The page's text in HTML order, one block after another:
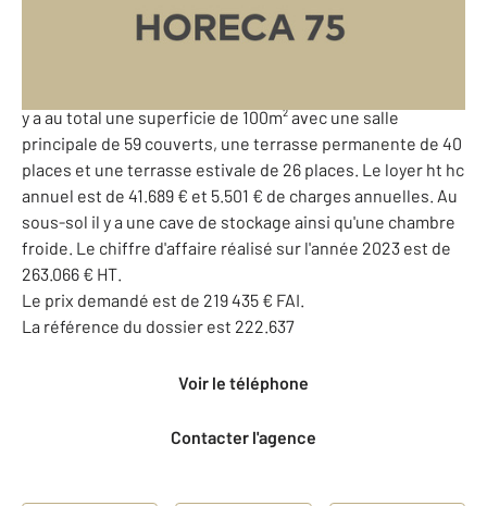
Parisien. Il y a le marché 2 fois par semaine qui génère un
flux de passage important. Le restaurant est ouvert tous
y a au total une superficie de 100m² avec une salle
principale de 59 couverts, une terrasse permanente de 40
places et une terrasse estivale de 26 places. Le loyer ht hc
annuel est de 41.689 € et 5.501 € de charges annuelles. Au
sous-sol il y a une cave de stockage ainsi qu'une chambre
froide. Le chiffre d'affaire réalisé sur l'année 2023 est de
263.066 € HT.
Le prix demandé est de 219 435 € FAI.
La référence du dossier est 222.637
Voir le téléphone
Contacter l'agence